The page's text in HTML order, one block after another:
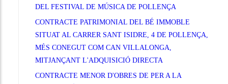
DEL FESTIVAL DE MÚSICA DE POLLENÇA
CONTRACTE PATRIMONIAL DEL BÉ IMMOBLE
SITUAT AL CARRER SANT ISIDRE, 4 DE POLLENÇA,
MÉS CONEGUT COM CAN VILLALONGA,
MITJANÇANT L'ADQUISICIÓ DIRECTA
CONTRACTE MENOR D'OBRES DE PER A LA